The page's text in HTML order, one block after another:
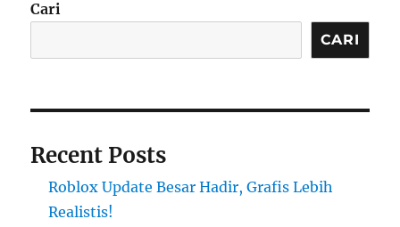
Cari
CARI
Recent Posts
Roblox Update Besar Hadir, Grafis Lebih
Realistis!